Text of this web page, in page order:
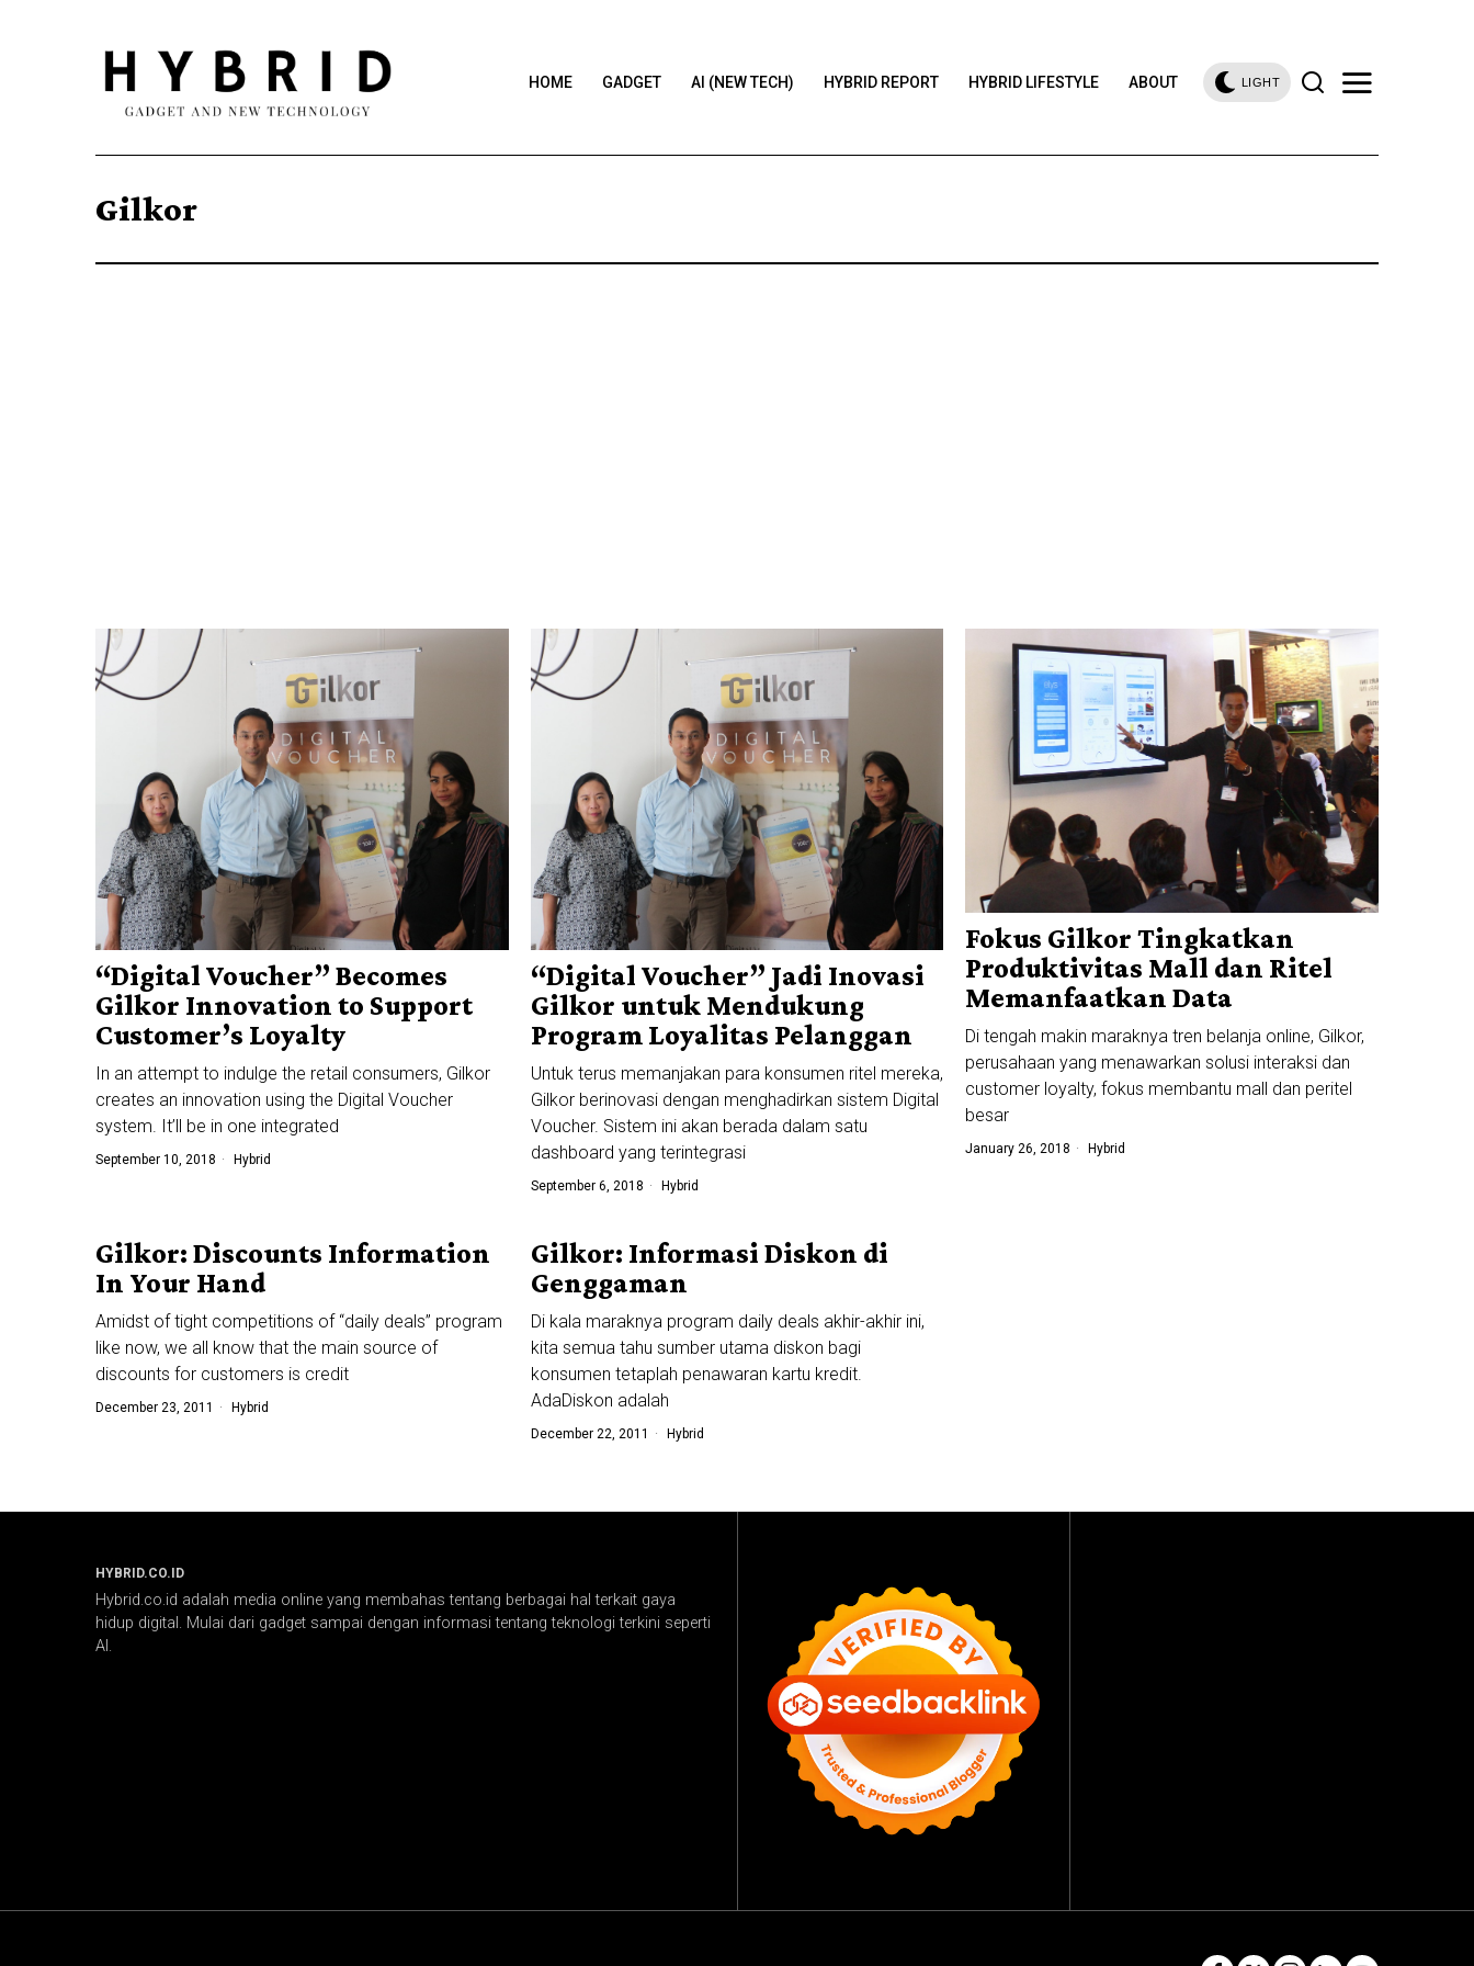
HOME GADGET AI (NEW TECH) HYBRID REPORT HYBRID LIFESTYLE ABOUT LIGHT
Gilkor
“Digital Voucher” Becomes
Gilkor Innovation to Support
Customer’s Loyalty
In an attempt to indulge the retail consumers, Gilkor
creates an innovation using the Digital Voucher
system. It’ll be in one integrated
September 10, 2018 Hybrid
“Digital Voucher” Jadi Inovasi
Gilkor untuk Mendukung
Program Loyalitas Pelanggan
Untuk terus memanjakan para konsumen ritel mereka,
Gilkor berinovasi dengan menghadirkan sistem Digital
Voucher. Sistem ini akan berada dalam satu
dashboard yang terintegrasi
September 6, 2018 Hybrid
Fokus Gilkor Tingkatkan
Produktivitas Mall dan Ritel
Memanfaatkan Data
Di tengah makin maraknya tren belanja online, Gilkor,
perusahaan yang menawarkan solusi interaksi dan
customer loyalty, fokus membantu mall dan peritel
besar
January 26, 2018 Hybrid
Gilkor: Discounts Information
In Your Hand
Amidst of tight competitions of “daily deals” program
like now, we all know that the main source of
discounts for customers is credit
December 23, 2011 Hybrid
Gilkor: Informasi Diskon di
Genggaman
Di kala maraknya program daily deals akhir-akhir ini,
kita semua tahu sumber utama diskon bagi
konsumen tetaplah penawaran kartu kredit.
AdaDiskon adalah
December 22, 2011 Hybrid
HYBRID.CO.ID
Hybrid.co.id adalah media online yang membahas tentang berbagai hal terkait gaya
hidup digital. Mulai dari gadget sampai dengan informasi tentang teknologi terkini seperti
AI.